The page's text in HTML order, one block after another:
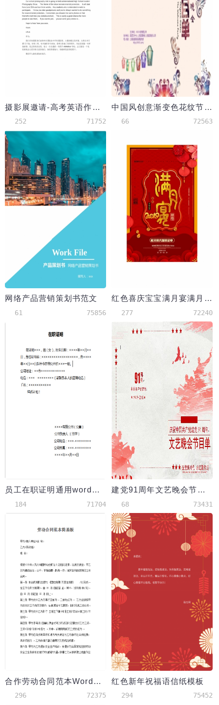
摄影展邀请-高考英语作文范文
252 71752
中国风创意渐变色花纹节目单
66 72563
网络产品营销策划书范文
61 75856
红色喜庆宝宝满月宴满月酒邀请函
277 72240
员工在职证明通用word模板
184 71704
建党91周年文艺晚会节目单
68 73431
合作劳动合同范本Word模板
296 72375
红色新年祝福语信纸模板
294 75452